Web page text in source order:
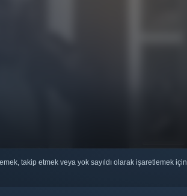
takip etmek veya yok sayıldı olarak işaretlemek için